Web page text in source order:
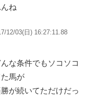
ね
12/03(日) 16:27:11.88
な条件でもソコソコ
馬が
が続いてただけだっ